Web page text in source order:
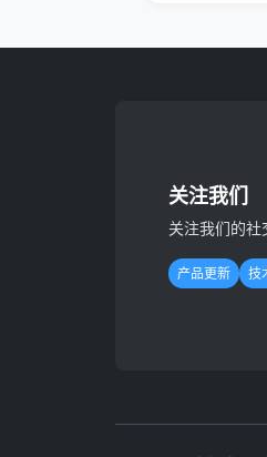
关注我们
关注我们的社
产品更新 技